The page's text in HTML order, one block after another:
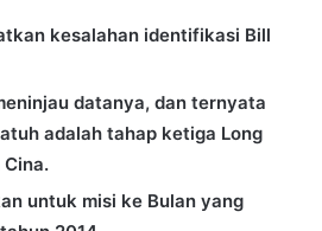
kesalahan identifikasi Bill
datanya, dan ternyata
adalah tahap ketiga Long
untuk misi ke Bulan yang